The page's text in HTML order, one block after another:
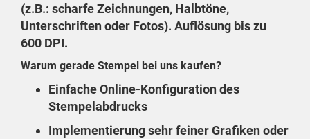
(z.B.: scharfe Zeichnungen, Halbtöne,
Unterschriften oder Fotos). Auflösung bis zu
600 DPI.
Warum gerade Stempel bei uns kaufen?
Einfache Online-Konfiguration des
Stempelabdrucks
Implementierung sehr feiner Grafiken oder